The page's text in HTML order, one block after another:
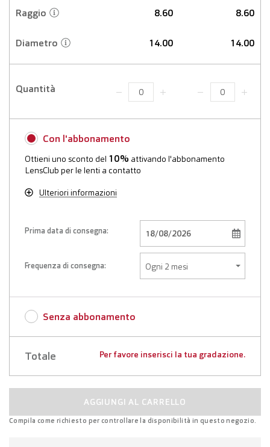
Raggio 8.60 8.60
Diametro 14.00 14.00
Quantità
Con l'abbonamento
Ottieni uno sconto del 10% attivando l'abbonamento
LensClub per le lenti a contatto
Ulteriori informazioni
Prima data di consegna:
Frequenza di consegna:
Senza abbonamento
Totale Per favore inserisci la tua gradazione.
AGGIUNGI AL CARRELLO
Compila come richiesto per controllare la disponibilità in questo negozio.